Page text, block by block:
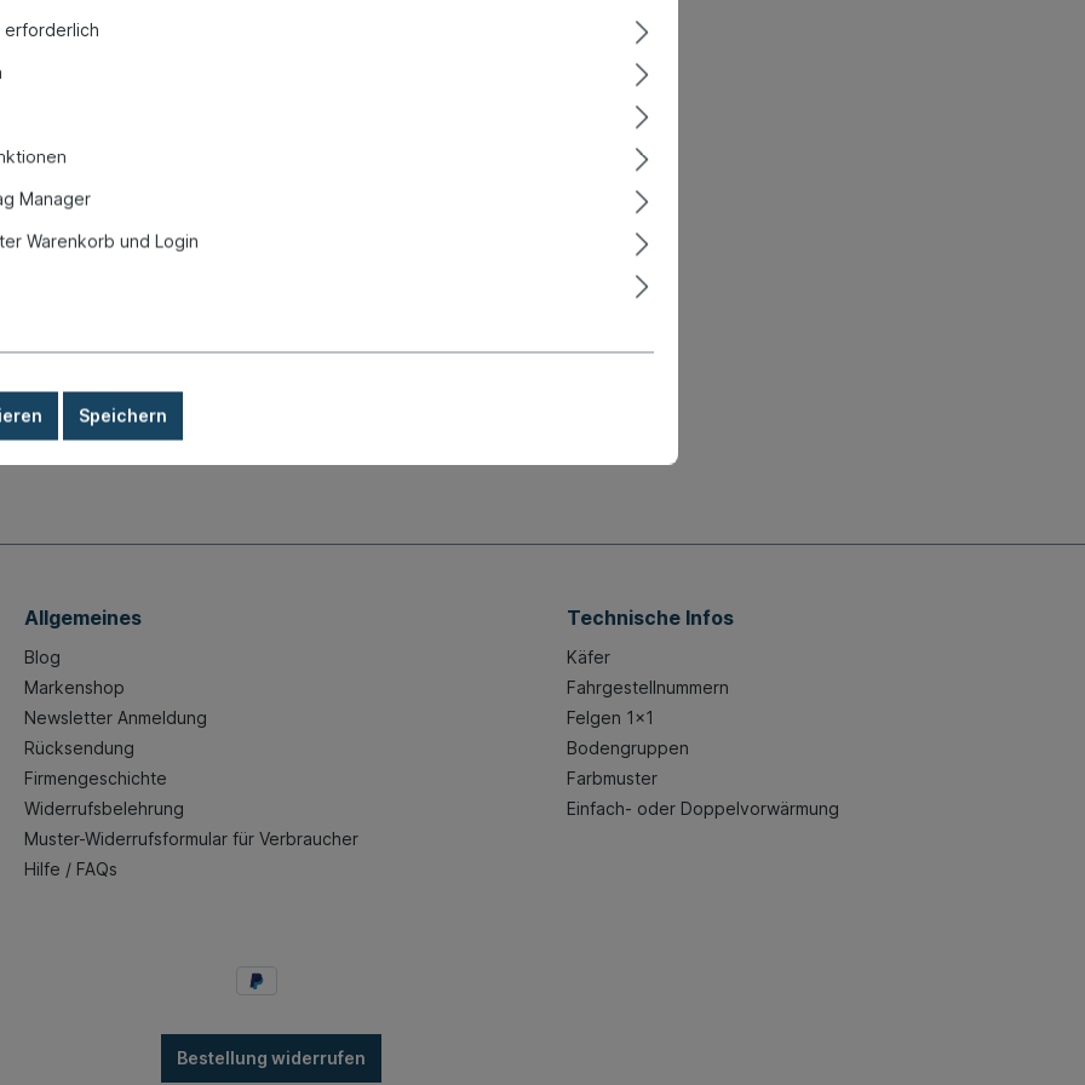
Rückleuchte, 50-57"
Allgemeines
Blog
Markenshop
Newsletter Anmeldung
Rücksendung
Firmengeschichte
Widerrufsbelehrung
Muster-Widerrufsformular für Verbraucher
Hilfe / FAQs
Technische Infos
Käfer
Fahrgestellnummern
Felgen 1x1
Bodengruppen
Farbmuster
Einfach- oder Doppelvorwärmung
Bestellung widerrufen
erforderlich
Manager
Warenkorb und Login
Speichern